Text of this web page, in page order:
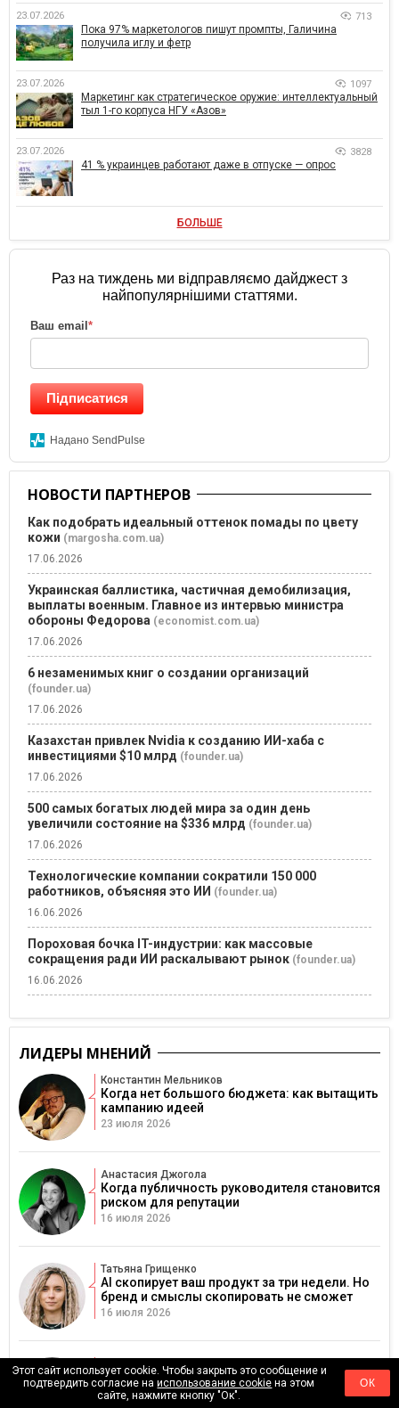
23.07.2026 713
Пока 97% маркетологов пишут промпты, Галичина
получила иглу и фетр
23.07.2026 1097
Маркетинг как стратегическое оружие: интеллектуальный
тыл 1-го корпуса НГУ «Азов»
23.07.2026 3828
41 % украинцев работают даже в отпуске — опрос
БОЛЬШЕ
Раз на тиждень ми відправляємо дайджест з
найпопулярнішими статтями.
Ваш email *
Підписатися
Надано SendPulse
НОВОСТИ ПАРТНЕРОВ
Как подобрать идеальный оттенок помады по цвету
кожи (margosha.com.ua)
17.06.2026
Украинская баллистика, частичная демобилизация,
выплаты военным. Главное из интервью министра
обороны Федорова (economist.com.ua)
17.06.2026
6 незаменимых книг о создании организаций
(founder.ua)
17.06.2026
Казахстан привлек Nvidia к созданию ИИ-хаба с
инвестициями $10 млрд (founder.ua)
17.06.2026
500 самых богатых людей мира за один день
увеличили состояние на $336 млрд (founder.ua)
17.06.2026
Технологические компании сократили 150 000
работников, объясняя это ИИ (founder.ua)
16.06.2026
Пороховая бочка IT-индустрии: как массовые
сокращения ради ИИ раскалывают рынок (founder.ua)
16.06.2026
ЛИДЕРЫ МНЕНИЙ
Константин Мельников
Когда нет большого бюджета: как вытащить
кампанию идеей
23 июля 2026
Анастасия Джогола
Когда публичность руководителя становится
риском для репутации
16 июля 2026
Татьяна Грищенко
AI скопирует ваш продукт за три недели. Но
бренд и смыслы скопировать не сможет
16 июля 2026
Юлия Вищук
Почему инфлюенс-кампании съедают
бюджеты и как превратить сотрудничество с
Этот сайт использует cookie. Чтобы закрыть это сообщение и
подтвердить согласие наиспользование cookie на этом
сайте, нажмите кнопку "Ок".
ОК